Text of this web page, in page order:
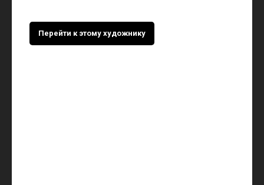
Перейти к этому художнику